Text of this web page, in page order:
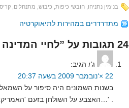
בנימין נתניהו חובשי כיפות כיבוש מתנחלים
מתדרדרים במהירות לתיאוקרטיה
24 תגובות על ”לחיי המדינה שבדרך“
ג'ו הגיב:
22 ×‘נובמבר 2009 בשעה 20:37
בשנות השמונים היה סיפור על
האצבע על השולחן בזעם 'האמריקאים לא יתנו לנו…' .